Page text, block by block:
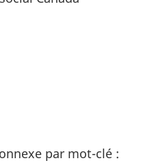
par mot-clé :